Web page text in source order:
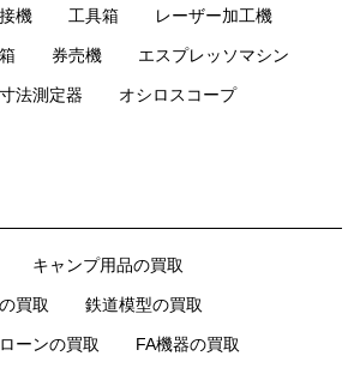
機 工具箱 レーザー加工機
券売機 エスプレッソマシン
法測定器 オシロスコープ
キャンプ用品の買取
買取 鉄道模型の買取
ローンの買取 FA機器の買取